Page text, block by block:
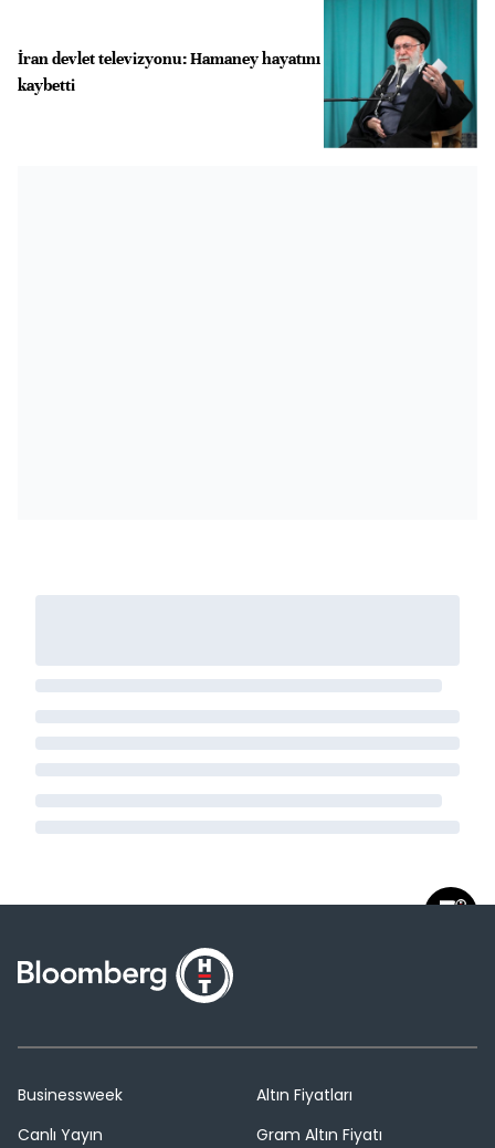
İran devlet televizyonu: Hamaney hayatını
kaybetti
Businessweek
Canlı Yayın
Altın Fiyatları
Gram Altın Fiyatı